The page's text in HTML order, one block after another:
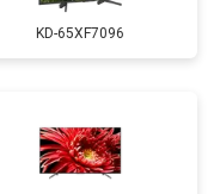
KD-65XF7096